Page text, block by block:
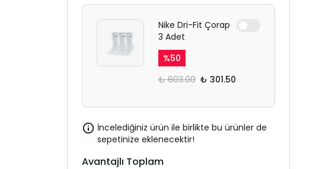
Nike Dri-Fit Çorap
3 Adet
%50
₺ 603.00 ₺ 301.50
İncelediğiniz ürün ile birlikte bu ürünler de
sepetinize eklenecektir!
Avantajlı Toplam